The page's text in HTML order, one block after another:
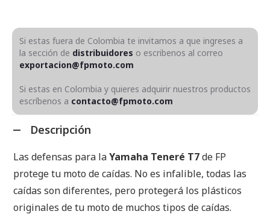
Si estas fuera de Colombia te invitamos a que ingreses a
la sección de distribuidores o escribenos al correo
exportacion@fpmoto.com
Si estas en Colombia y quieres adquirir nuestros productos
escríbenos a contacto@fpmoto.com
Descripción
Las defensas para laYamaha Teneré T7de FP
protege tu moto de caídas. No es infalible, todas las
caídas son diferentes, pero protegerá los plásticos
originales de tu moto de muchos tipos de caídas.